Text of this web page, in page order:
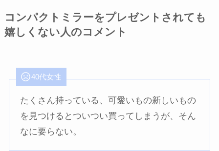
コンパクトミラーをプレゼントされても
嬉しくない人のコメント
40代女性
たくさん持っている、可愛いもの新しいもの
を見つけるとついつい買ってしまうが、そん
なに要らない。